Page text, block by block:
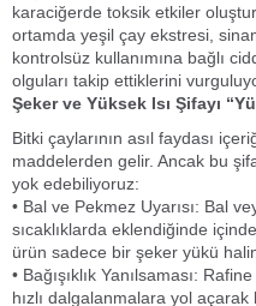
karaciğerde toksik etkiler
ortamda yeşil çay ekstresi,
kontrolsüz kullanımına bağlı
olguları takip ettiklerini
Şeker ve Yüksek Isı Şifayı
Bitki çaylarının asıl faydası
maddelerden gelir. Ancak bu
yok edebiliyoruz:
• Bal ve Pekmez Uyarısı: Bal
sıcaklıklarda eklendiğinde
ürün sadece bir şeker yükü
• Bağışıklık Yanılsaması:
hızlı dalgalanmalara yol açarak